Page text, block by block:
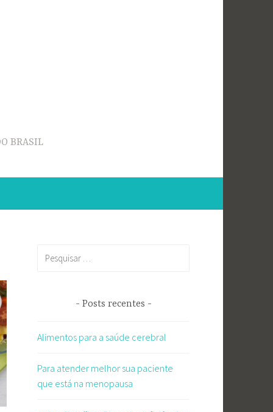
BRASIL
Posts recentes
Alimentos para a saúde cerebral
Para atender melhor sua paciente
que está na menopausa